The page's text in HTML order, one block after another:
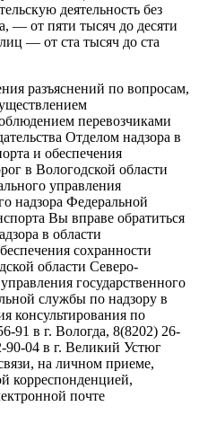
деятельность без
— от пяти тысяч до десяти
— от ста тысяч до ста
разъяснений по вопросам,
перевозчиками
Отделом надзора в
и обеспечения
в Вологодской области
управления
надзора Федеральной
Вы вправе обратиться
в области
сохранности
области Северо-
государственного
службы по надзору в
консультирования по
91 в г. Вологда, 8(8202) 26-
90-04 в г. Великий Устюг
на личном приеме,
корреспонденцией,
почте